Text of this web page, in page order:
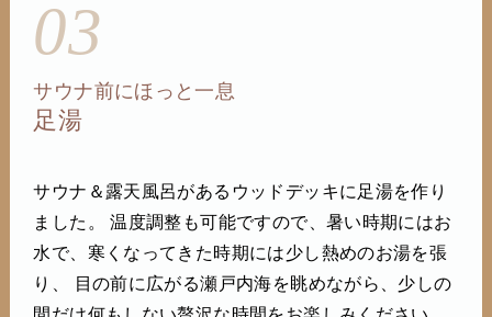
03
サウナ前にほっと一息
足湯
サウナ＆露天風呂があるウッドデッキに足湯を作り
ました。 温度調整も可能ですので、暑い時期にはお
水で、寒くなってきた時期には少し熱めのお湯を張
り、 目の前に広がる瀬戸内海を眺めながら、少しの